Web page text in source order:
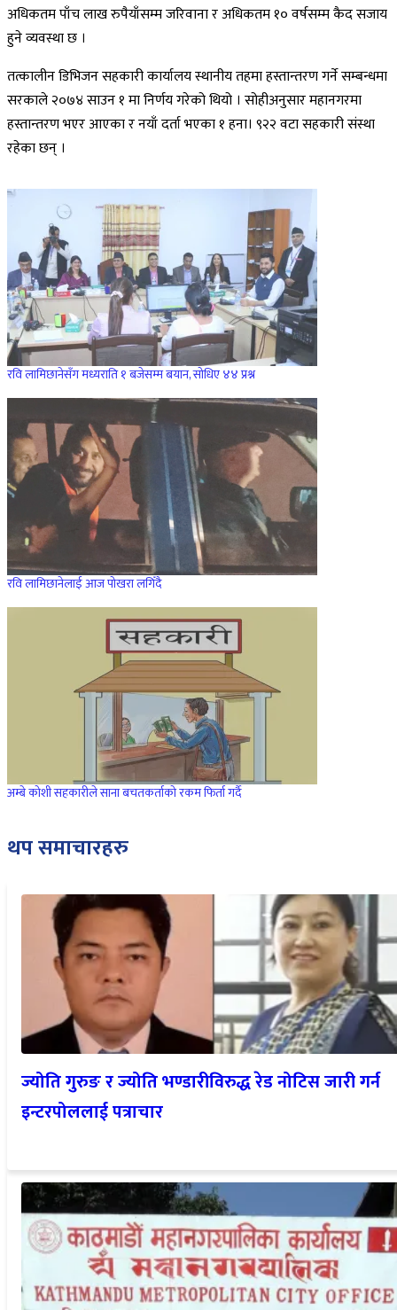
अधिकतम पाँच लाख रुपैयाँसम्म जरिवाना र अधिकतम १० वर्षसम्म कैद सजाय
हुने व्यवस्था छ ।
तत्कालीन डिभिजन सहकारी कार्यालय स्थानीय तहमा हस्तान्तरण गर्ने सम्बन्धमा
सरकाले २०७४ साउन १ मा निर्णय गरेको थियो । सोहीअनुसार महानगरमा
हस्तान्तरण भएर आएका र नयाँ दर्ता भएका १ हना। ९२२ वटा सहकारी संस्था
रहेका छन् ।
रवि लामिछानेसँग मध्यराति १ बजेसम्म बयान, सोधिए ४४ प्रश्न
रवि लामिछानेलाई आज पोखरा लगिँदै
अम्बे कोशी सहकारीले साना बचतकर्ताको रकम फिर्ता गर्दै
थप समाचारहरु
ज्योति गुरुङ र ज्योति भण्डारीविरुद्ध रेड नोटिस जारी गर्न
इन्टरपोललाई पत्राचार